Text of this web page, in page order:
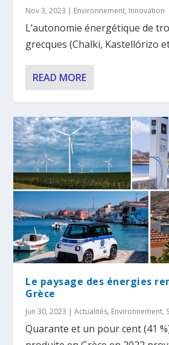
Nov 3, 2023 | Environnement, Innovation
L’autonomie énergétique de
grecques (Chalki, Kastellórizo
READ MORE
Le paysage des énergies
Grèce
Jun 30, 2023 |Actualités, Environnement,
Quarante et un pour cent (41